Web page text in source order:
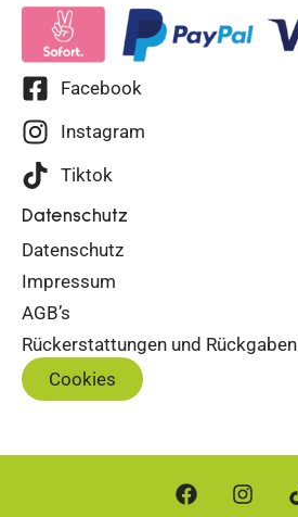
Facebook
Instagram
Tiktok
Datenschutz
Datenschutz
Impressum
AGB’s
Rückerstattungen und Rückgaben
Cookies